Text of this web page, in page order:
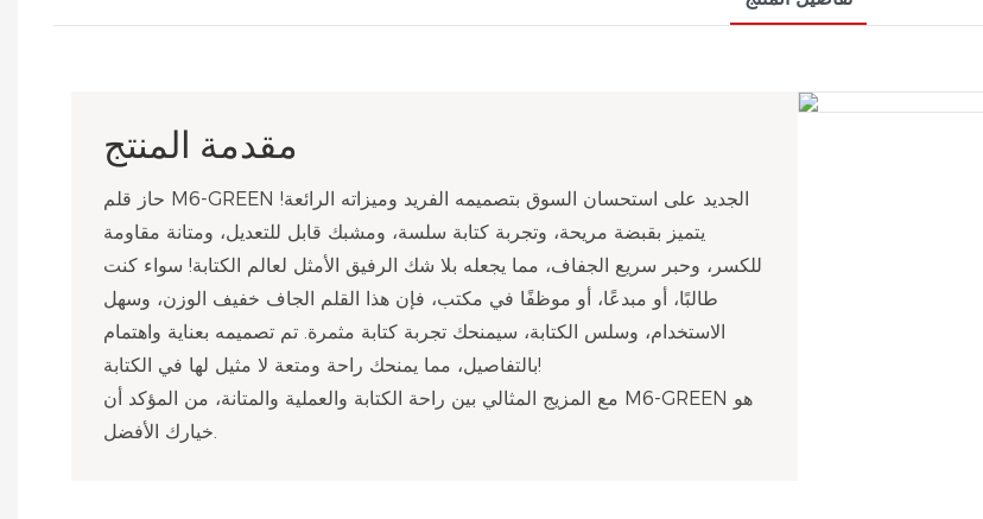
مقدمة المنتج
حاز قلم M6-GREEN الجديد على استحسان السوق بتصميمه الفريد وميزاته الرائعة!
يتميز بقبضة مريحة، وتجربة كتابة سلسة، ومشبك قابل للتعديل، ومتانة مقاومة
للكسر، وحبر سريع الجفاف، مما يجعله بلا شك الرفيق الأمثل لعالم الكتابة! سواء كنت
طالبًا، أو مبدعًا، أو موظفًا في مكتب، فإن هذا القلم الجاف خفيف الوزن، وسهل
الاستخدام، وسلس الكتابة، سيمنحك تجربة كتابة مثمرة. تم تصميمه بعناية واهتمام
بالتفاصيل، مما يمنحك راحة ومتعة لا مثيل لها في الكتابة!
مع المزيج المثالي بين راحة الكتابة والعملية والمتانة، من المؤكد أن M6-GREEN هو
خيارك الأفضل.